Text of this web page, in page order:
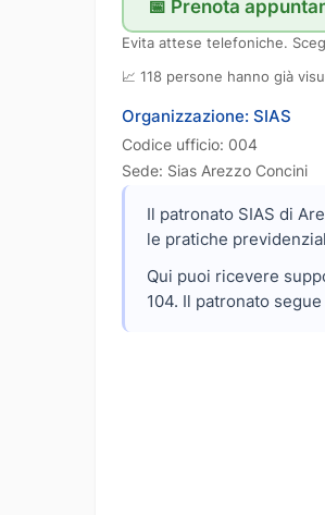
📅 Prenota
Evita attese telefoniche.
📈 118 persone hanno già
Organizzazione: SIAS
Codice ufficio: 004
Sede: Sias Arezzo Concini
Il patronato SIAS di
le pratiche
Qui puoi ricevere
104. Il patronato